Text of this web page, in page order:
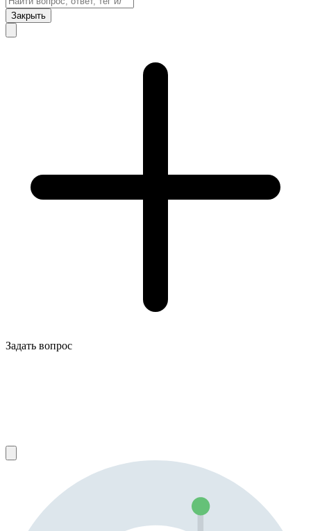
Закрыть
Задать вопрос